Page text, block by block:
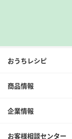
おうちレシピ
商品情報
企業情報
お客様相談センター